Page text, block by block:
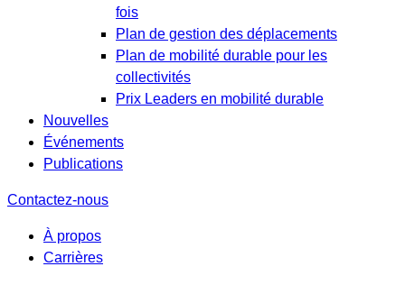
fois
Plan de gestion des déplacements
Plan de mobilité durable pour les
collectivités
Prix Leaders en mobilité durable
Nouvelles
Événements
Publications
Contactez-nous
À propos
Carrières